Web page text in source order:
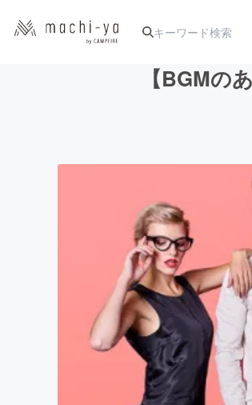
テクノロジー・ガ
映像・映画
ビジネス・起業
まちづくり・地域
【BGMの